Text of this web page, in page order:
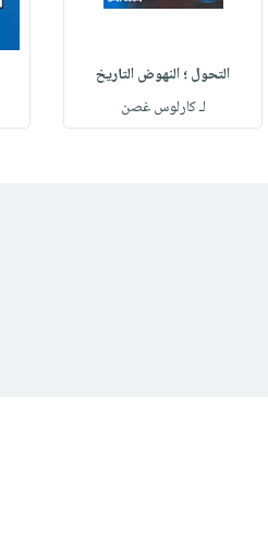
التحول ؛ النهوض التاريخ
لـ كارلوس غصن